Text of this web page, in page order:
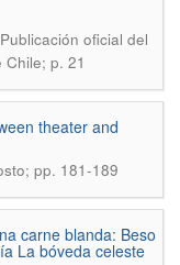
oficial del
p. 21
theater and
pp. 181-189
carne blanda: Beso
La bóveda celeste